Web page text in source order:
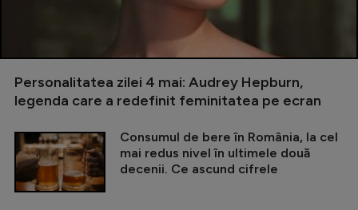
Personalitatea zilei 4 mai: Audrey Hepburn,
legenda care a redefinit feminitatea pe ecran
Consumul de bere în România, la cel
mai redus nivel în ultimele două
decenii. Ce ascund cifrele